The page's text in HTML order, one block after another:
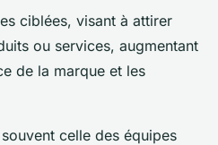
ciblées, visant à attirer
ou services, augmentant
de la marque et les
celle des équipes